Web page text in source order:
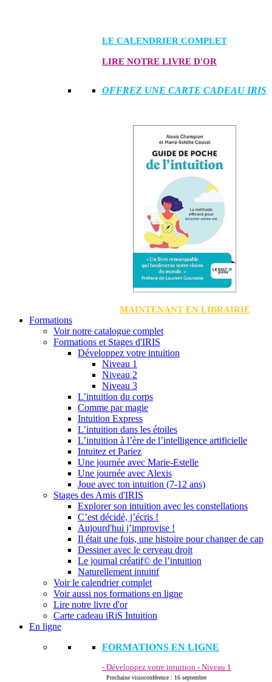
LE CALENDRIER COMPLET
LIRE NOTRE LIVRE D'OR
OFFREZ UNE CARTE CADEAU IRIS
MAINTENANT EN LIBRAIRIE
Formations
Voir notre catalogue complet
Formations et Stages d'IRIS
Développez votre intuition
Niveau 1
Niveau 2
Niveau 3
L’intuition du corps
Comme par magie
Intuition Express
L’intuition dans les étoiles
L’intuition à l’ère de l’intelligence artificielle
Intuitez et Pariez
Une journée avec Marie-Estelle
Une journée avec Alexis
Joue avec ton intuition (7-12 ans)
Stages des Amis d'IRIS
Explorer son intuition avec les constellations
C’est décidé, j’écris !
Aujourd'hui j’improvise !
Il était une fois, une histoire pour changer de cap
Dessiner avec le cerveau droit
Le journal créatif© de l’intuition
Naturellement intuitif
Voir le calendrier complet
Voir aussi nos formations en ligne
Lire notre livre d'or
Carte cadeau iRiS Intuition
En ligne
FORMATIONS EN LIGNE
- Développez votre intuition - Niveau 1
Prochaine visioconférence : 16 septembre